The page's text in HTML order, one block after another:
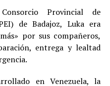
Provincial de
de Badajoz, Luka era
por sus compañeros,
entrega y lealtad
en Venezuela, la